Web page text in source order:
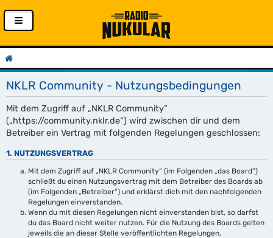
NKLR Community - Nutzungsbedingungen
Mit dem Zugriff auf „NKLR Community“
(„https://community.nklr.de“) wird zwischen dir und dem
Betreiber ein Vertrag mit folgenden Regelungen geschlossen:
1. NUTZUNGSVERTRAG
Mit dem Zugriff auf „NKLR Community“ (im Folgenden „das Board“)
schließt du einen Nutzungsvertrag mit dem Betreiber des Boards ab
(im Folgenden „Betreiber“) und erklärst dich mit den nachfolgenden
Regelungen einverstanden.
Wenn du mit diesen Regelungen nicht einverstanden bist, so darfst
du das Board nicht weiter nutzen. Für die Nutzung des Boards gelten
jeweils die an dieser Stelle veröffentlichten Regelungen.